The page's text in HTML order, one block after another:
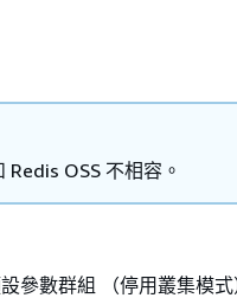
OSS 不相容。
參數群組 （停用叢集模式